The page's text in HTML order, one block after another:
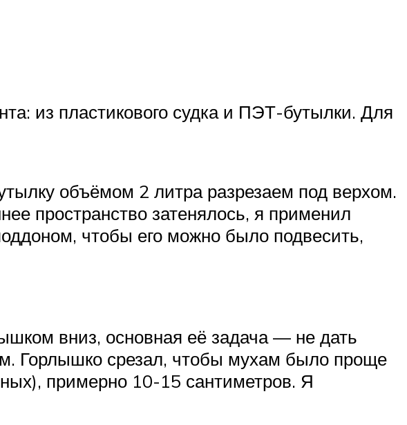
из пластикового судка и ПЭТ-бутылки. Для
объёмом 2 литра разрезаем под верхом.
пространство затенялось, я применил
чтобы его можно было подвесить,
вниз, основная её задача — не дать
Горлышко срезал, чтобы мухам было проще
примерно 10-15 сантиметров. Я